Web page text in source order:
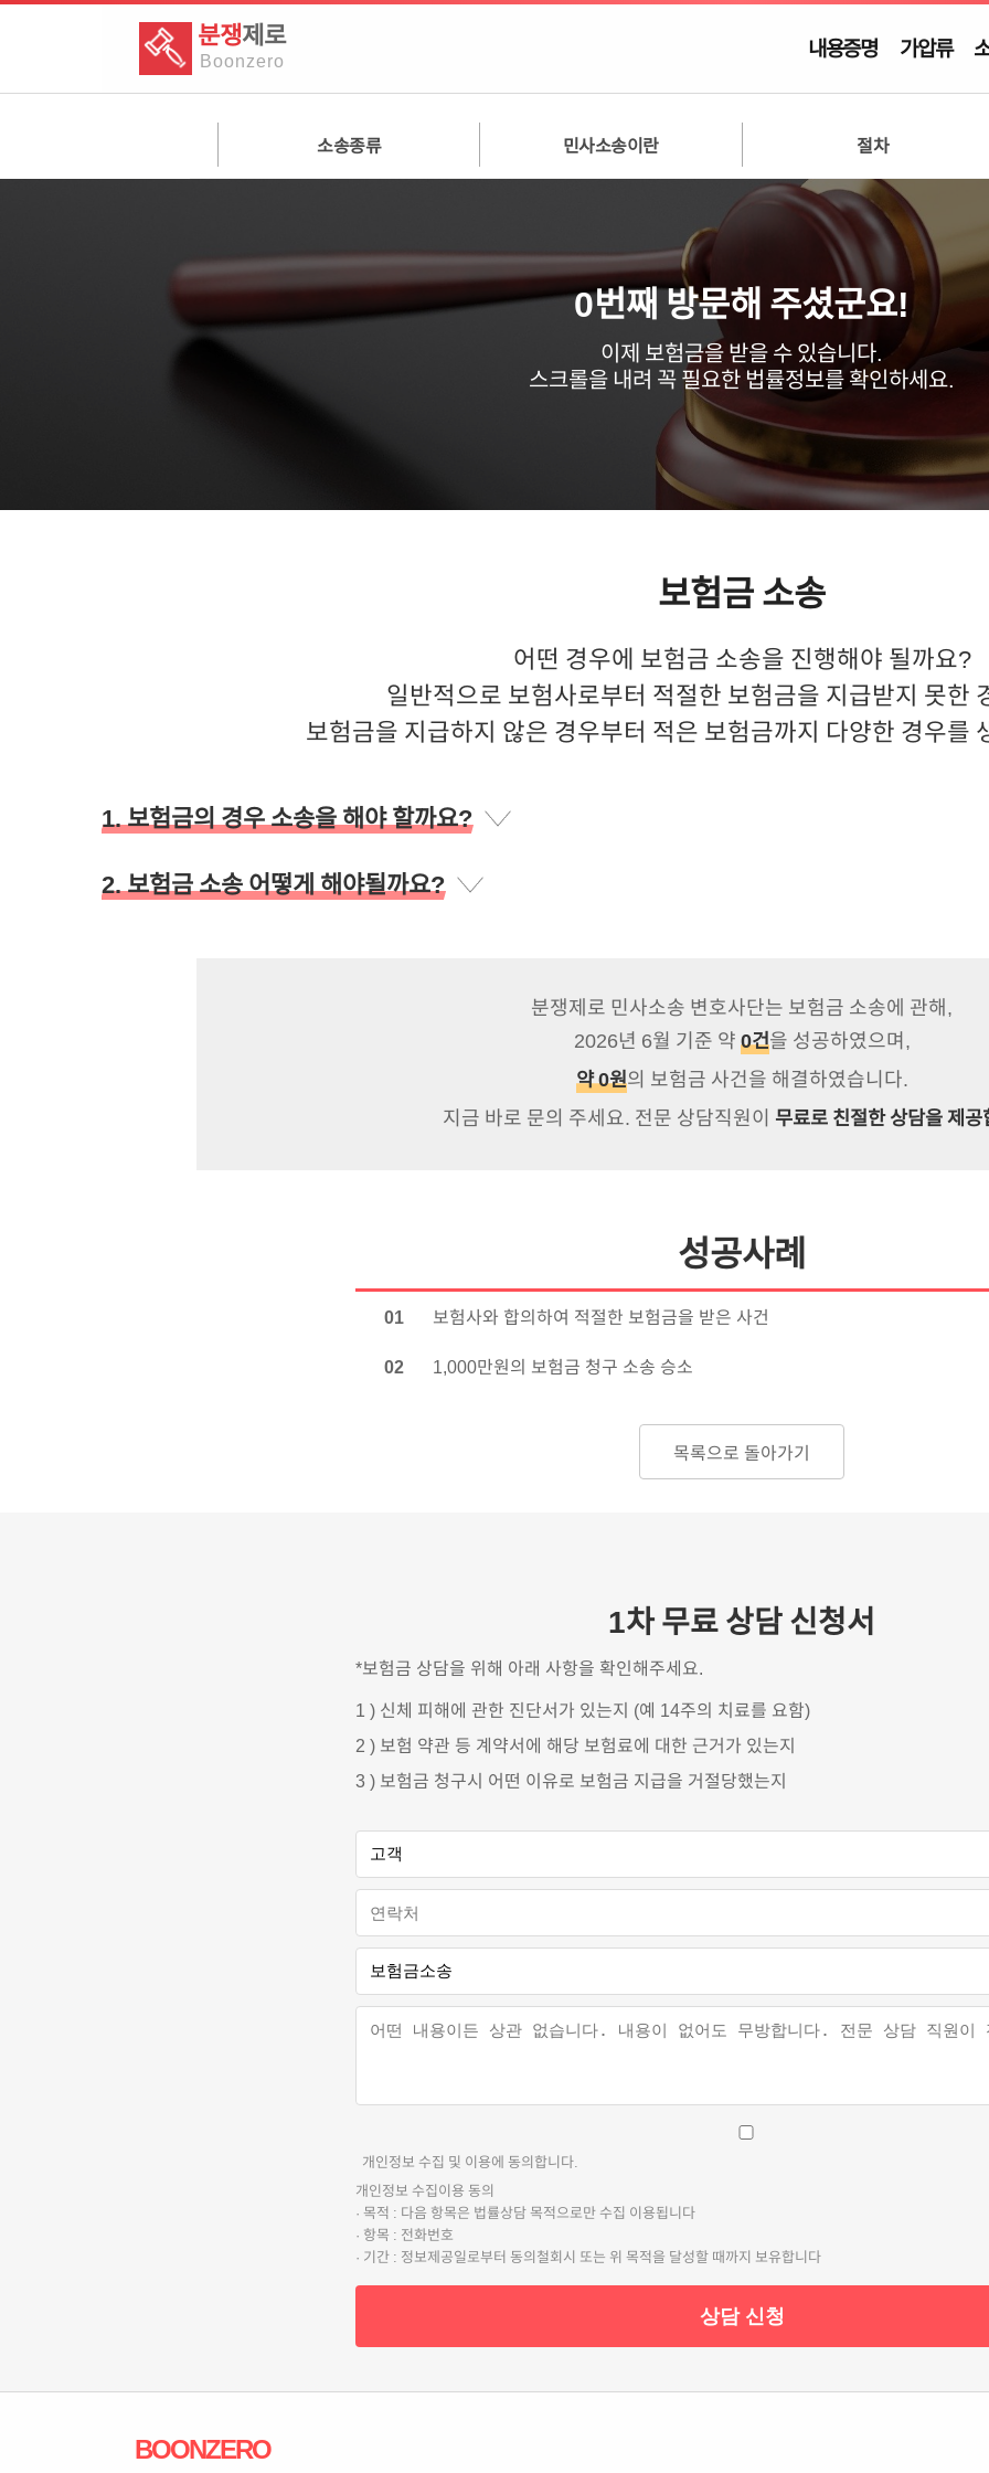
분쟁제로
Boonzero 내용증명 가압류
소송종류 민사소송이란 절차
0번째 방문해 주셨군요!
이제 보험금을 받을 수 있습니다.
스크롤을 내려 꼭 필요한 법률정보를확인하세요.
보험금소송
어떤 경우에 보험금 소송을 진행해야 될까요?
일반적으로 보험사로부터 적절한 보험금을 지급받지 못한
보험금을 지급하지 않은 경우부터 적은 보험금까지 다양한 경우를
1. 보험금의 경우 소송을 해야 할까요?
꼭 그렇지 않습니다. 합의과정, 손해보험분쟁조정위원회의 중재방법도 있습니다.
사고가 경미하거나 치료비 등이 높아지게 된 과정에 우리의 과실이 있었을 경우 소송비용을 들여 보험금을
중재는 합의와 다르게 조정위원 앞에서 사건 해결의 중재를 도모합니다.
‘보험계약에 보험 분쟁이 발생하면 중재에 따른다’는 내용이 들어있다면 소송전 중재절차를 진행하셔야 합
전략적으로 진행할 수 있습니다. 추후 소송으로 가게 되었을 경우를 대비하여 현재상황과 관련법규를 분석
일반적으로 추후 예상되는 피해가 막심할수록 소송으로 가는 것이 좋습니다.
있습니다. 또한 고소득이었으나 사고 등으로 받는 금액은 매우 적을 때, 보험회사로부터 과도한 합의시도가
없게 되고, 수 천만원~수 억의 손해를 볼 수도 있습니다.
2. 보험금 소송 어떻게 해야될까요?
약관 검토를 시작으로 관련 법규를 해석한 논리를 법원의 판결과 비교해보는 것입니다. 명확한 분석을 위해
통해 정당한 보험료를 법원에 청구하여 받을 수 있습니다. 거대 기업을 상대로 하는 만큼 판결을 받을 경우
분쟁제로 민사소송 변호사단는 보험금 소송에 관해,
2026년 6월 기준 약0건을 성공하였으며,
약0원의 보험금 사건을 해결하였습니다.
지금 바로 문의 주세요. 전문 상담직원이 무료로 친절한 상담을 제공
성공사례
01
보험사와 합의하여 적절한 보험금을 받은 사건
02 1,000만원의 보험금 청구 소송 승소
목록으로 돌아가기
1차 무료 상담 신청서
*보험금 상담을 위해 아래 사항을 확인해주세요.
1 ) 신체 피해에 관한 진단서가 있는지 (예 14주의 치료를 요함)
2 ) 보험 약관 등 계약서에 해당 보험료에 대한 근거가 있는지
3 ) 보험금 청구시 어떤 이유로 보험금 지급을 거절당했는지
개인정보 수집 및 이용에 동의합니다.
개인정보 수집이용 동의
· 목적 : 다음 항목은 법률상담 목적으로만 수집 이용됩니다
· 항목 : 전화번호
· 기간 : 정보제공일로부터 동의철회시 또는 위 목적을 달성할 때까지 보유합니다
상담 신청
BOONZERO